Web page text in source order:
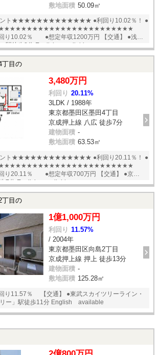
敷地面積 50.09㎡
●利回り10.02％！ ●
草・半蔵門線「押上」駅徒歩8分 English available
丁目の
3,480万円
利回り 20.11%
3LDK / 1988年
東京都墨田区墨田4丁目
京成押上線 八広 徒歩7分
建物面積 -
敷地面積 63.53㎡
●利回り20.11％！ ●
押上線「八広」駅徒歩7分 English available
丁目の
1億1,000万円
利回り 11.57%
/ 2004年
東京都墨田区向島2丁目
京成押上線 押上 徒歩13分
建物面積 -
敷地面積 125.28㎡
伊勢崎線「スカイツリー」駅徒歩11分 English available